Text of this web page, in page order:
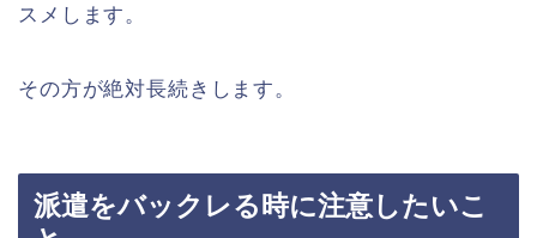
スメします。
その方が絶対長続きします。
派遣をバックレる時に注意したいこ